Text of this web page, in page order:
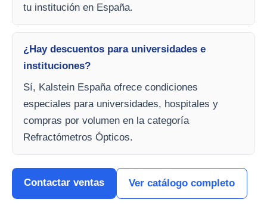
tu institución en España.
¿Hay descuentos para universidades e
instituciones?
Sí, Kalstein España ofrece condiciones
especiales para universidades, hospitales y
compras por volumen en la categoría
Refractómetros Ópticos.
Contactar ventas Ver catálogo completo